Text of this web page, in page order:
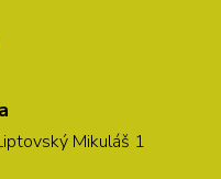
Mikuláš 1